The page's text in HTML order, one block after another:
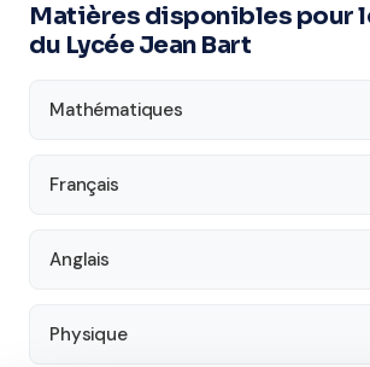
Matières disponibles pour
du Lycée Jean Bart
Mathématiques
Français
Anglais
Physique